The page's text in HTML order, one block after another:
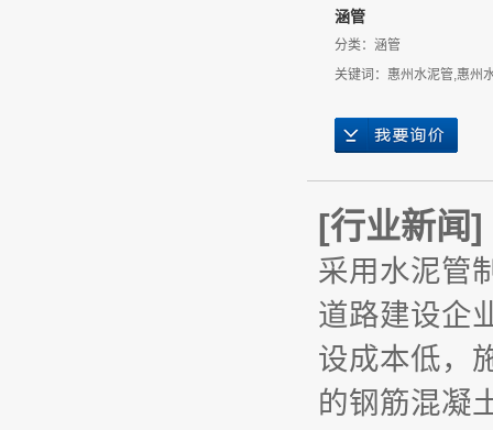
涵管
分类： 涵管
关键词： 惠州水泥管,惠州
[行业新闻]
采用水泥管
道路建设企
设成本低，
的钢筋混凝